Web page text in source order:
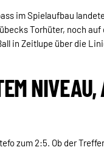
im Spielaufbau
Torhüter, noch
in Zeitlupe über die
NIVEAU,
zum 2:5. Ob der